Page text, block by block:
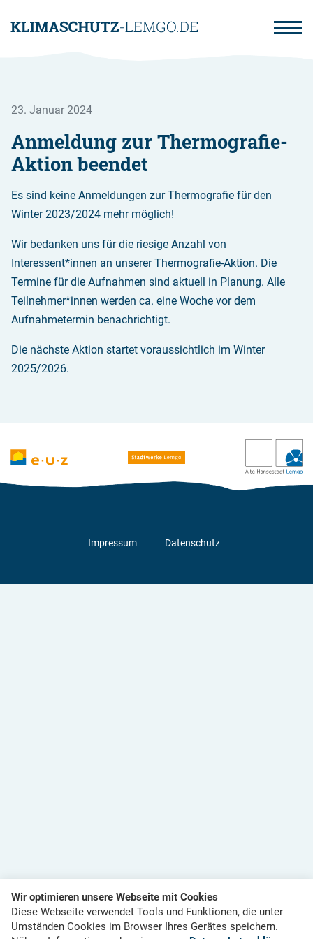
zum
23. Januar 2024
Anmeldung zur Thermografie-
Aktion beendet
Es sind keine Anmeldungen zur Thermografie für den
Winter 2023/2024 mehr möglich!
Wir bedanken uns für die riesige Anzahl von
Interessent*innen an unserer Thermografie-Aktion. Die
Termine für die Aufnahmen sind aktuell in Planung. Alle
Teilnehmer*innen werden ca. eine Woche vor dem
Aufnahmetermin benachrichtigt.
Die nächste Aktion startet voraussichtlich im Winter
2025/2026.
Impressum Datenschutz
Wir optimieren unsere Webseite mit Cookies
Diese Webseite verwendet Tools und Funktionen, die unter
Umständen Cookies im Browser Ihres Gerätes speichern.